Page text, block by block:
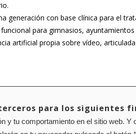
generación con base clínica para el
para gimnasios,
artificial propia sobre vídeo,
Mapa web Configuración de cookies
para los siguientes
y tu comportamiento en el sitio web. Y